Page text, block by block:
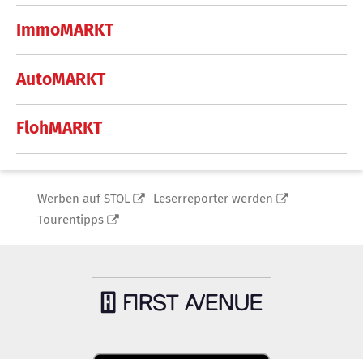
ImmoMARKT
AutoMARKT
FlohMARKT
Werben auf STOL
Leserreporter werden
Tourentipps